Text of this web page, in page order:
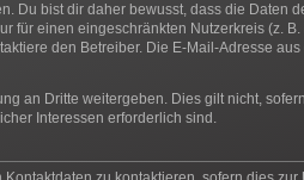
Du bist dir daher bewusst, dass die
einen eingeschränkten Nutzerkreis (z.
den Betreiber. Die E-Mail-Adresse
an Dritte weitergeben. Dies gilt nicht,
Interessen erforderlich sind.